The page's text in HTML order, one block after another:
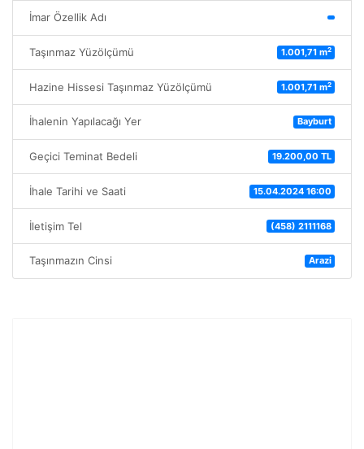
İmar Özellik Adı
Taşınmaz Yüzölçümü 1.001,71 m2
Hazine Hissesi Taşınmaz Yüzölçümü 1.001,71 m2
İhalenin Yapılacağı Yer Bayburt
Geçici Teminat Bedeli 19.200,00 TL
İhale Tarihi ve Saati 15.04.2024 16:00
İletişim Tel (458) 2111168
Taşınmazın Cinsi Arazi